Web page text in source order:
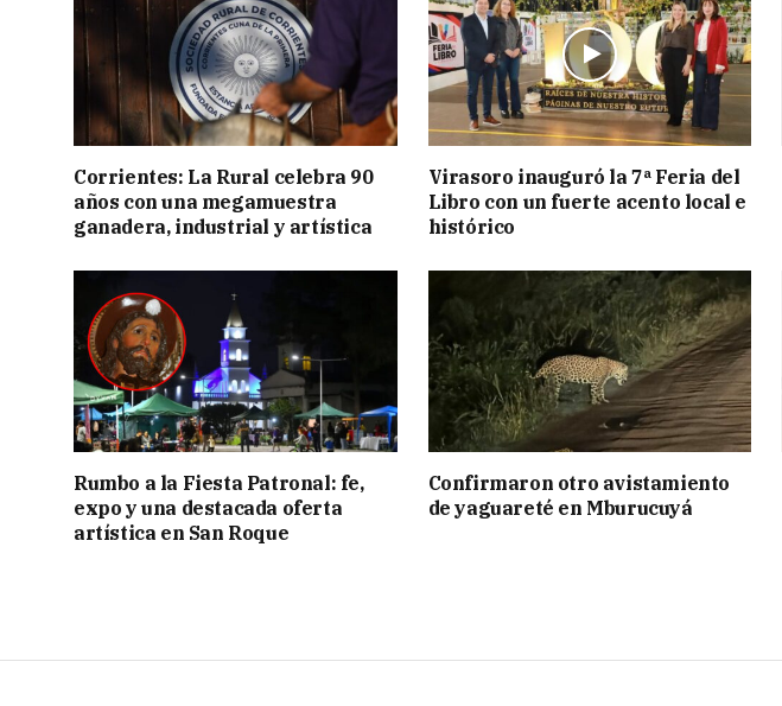
Corrientes: La Rural celebra 90
años con una megamuestra
ganadera, industrial y artística
Virasoro inauguró la 7ª Feria del
Libro con un fuerte acento local e
histórico
Rumbo a la Fiesta Patronal: fe,
expo y una destacada oferta
artística en San Roque
Confirmaron otro avistamiento
de yaguareté en Mburucuyá